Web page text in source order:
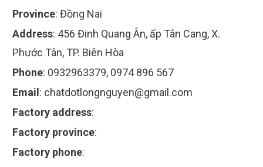
Province: Đồng Nai
Address: 456 Đinh Quang Ân, ấp Tân Cang, X.
Phước Tân, TP. Biên Hòa
Phone: 0932963379, 0974 896 567
Email : chatdotlongnguyen@gmail.com
Factory address:
Factory province:
Factory phone: